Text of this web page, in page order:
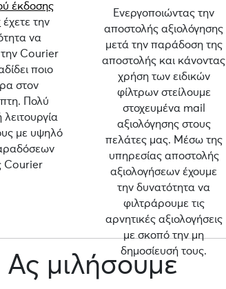
έκδοσης
έχετε την
να
την Courier
ποιο
στον
Πολύ
λειτουργία
με υψηλό
Courier
Ενεργοποιώντας την
αποστολής αξιολόγησης
μετά την παράδοση της
αποστολής και κάνοντας
χρήση των ειδικών
φίλτρων στείλουμε
στοχευμένα mail
αξιολόγησης στους
πελάτες μας. Μέσω της
υπηρεσίας αποστολής
αξιολογήσεων έχουμε
την δυνατότητα να
φιλτράρουμε τις
αρνητικές αξιολογήσεις
με σκοπό την μη
δημοσίευσή τους.
Ας μιλήσουμε